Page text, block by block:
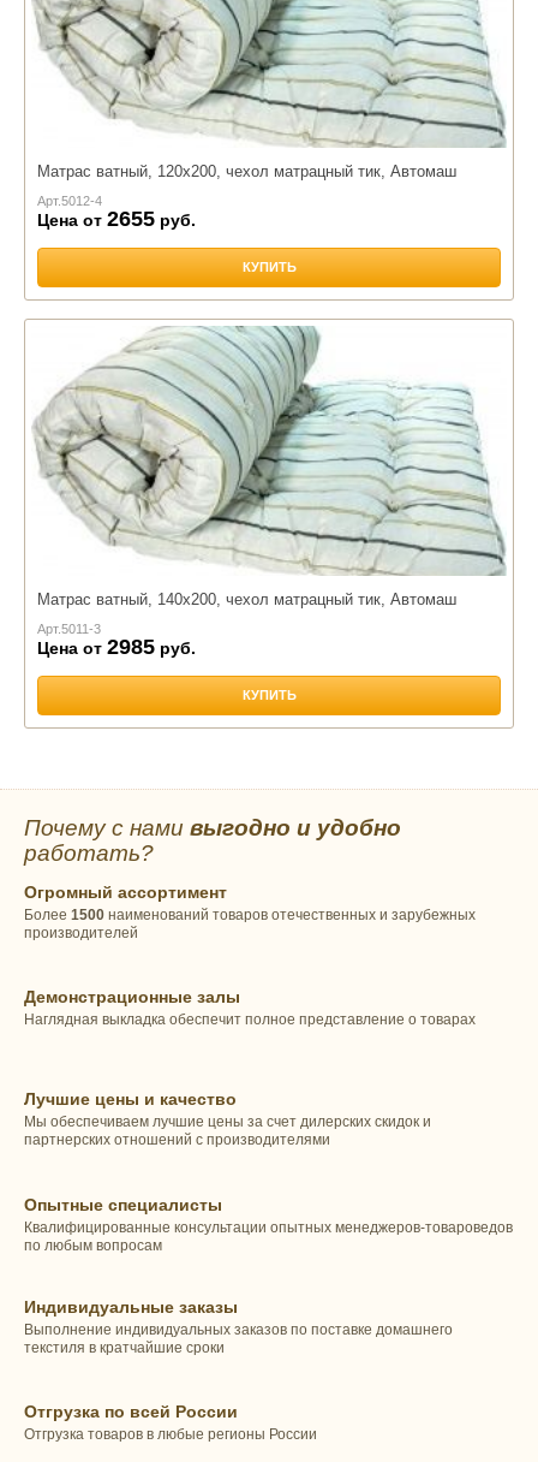
Матрас ватный, 120х200, чехол матрацный тик, Автомаш
Арт.5012-4
Цена от 2655 руб.
КУПИТЬ
Матрас ватный, 140х200, чехол матрацный тик, Автомаш
Арт.5011-3
Цена от 2985 руб.
КУПИТЬ
Почему с нами выгодно и удобно
работать?
Огромный ассортимент
Более 1500 наименований товаров отечественных и зарубежных
производителей
Демонстрационные залы
Наглядная выкладка обеспечит полное представление о товарах
Лучшие цены и качество
Мы обеспечиваем лучшие цены за счет дилерских скидок и
партнерских отношений с производителями
Опытные специалисты
Квалифицированные консультации опытных менеджеров-товароведов
по любым вопросам
Индивидуальные заказы
Выполнение индивидуальных заказов по поставке домашнего
текстиля в кратчайшие сроки
Отгрузка по всей России
Отгрузка товаров в любые регионы России